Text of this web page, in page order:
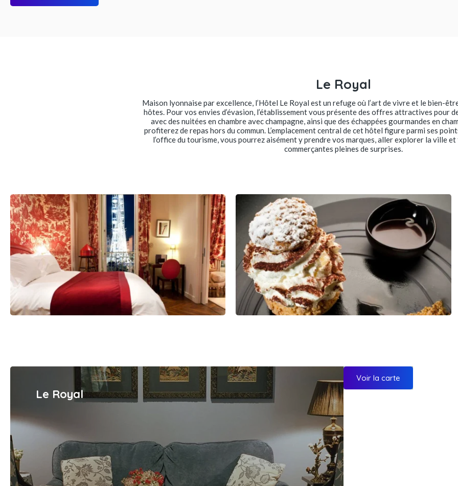
Le Royal
Maison lyonnaise par excellence, l’Hôtel Le Royal est un refuge où l’art de vivre et le bien-
hôtes. Pour vos envies d’évasion, l’établissement vous présente des offres attractives pour
avec des nuitées en chambre avec champagne, ainsi que des échappées gourmandes en
profiterez de repas hors du commun. L’emplacement central de cet hôtel figure parmi ses
l’office du tourisme, vous pourrez aisément y prendre vos marques, aller explorer la ville
commerçantes pleines de surprises.
Le Royal
Voir la carte